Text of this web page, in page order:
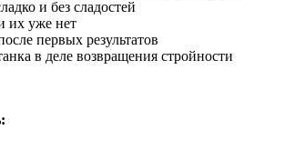
и без сладостей
их уже нет
первых результатов
в деле возвращения стройности